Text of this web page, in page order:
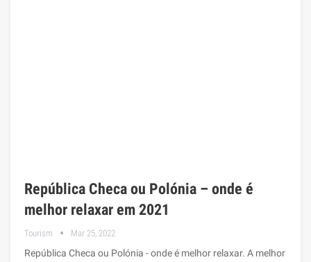
República Checa ou Polónia – onde é
melhor relaxar em 2021
Tourism Mar 25, 2022
República Checa ou Polónia - onde é melhor relaxar. A melhor